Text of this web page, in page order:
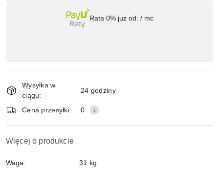
Rata 0% już od: / mc
Wysyłka w
ciągu:
24 godziny
Cena przesyłki: 0
Więcej o produkcie
Waga: 31 kg